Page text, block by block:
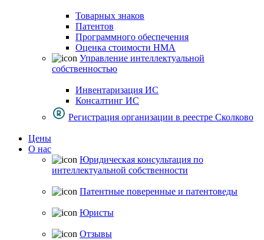
Товарных знаков
Патентов
Программного обеспечения
Оценка стоимости НМА
Управление интеллектуальной
собственностью
Инвентаризация ИС
Консалтинг ИС
Регистрация организации в реестре Сколково
Цены
О нас
Юридическая консультация по
интеллектуальной собственности
Патентные поверенные и патентоведы
Юристы
Отзывы